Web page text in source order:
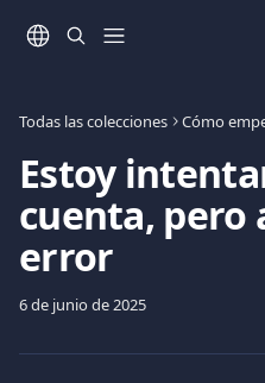
Todas las colecciones Cómo
Estoy
cuenta, pero
error
6 de junio de 2025